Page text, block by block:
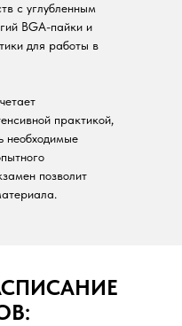
с углубленным
BGA-пайки и
для работы в
практикой,
необходимые
позволит